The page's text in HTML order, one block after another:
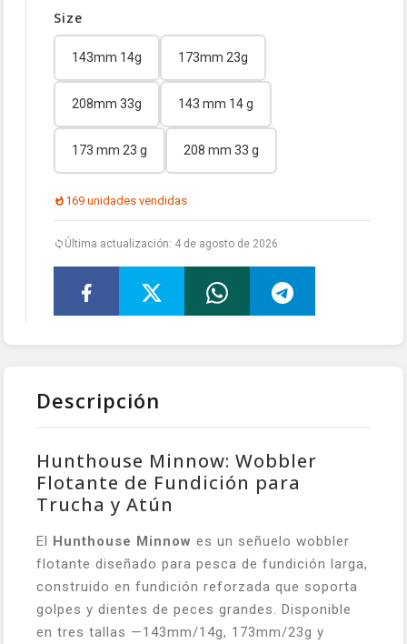
Size
143mm 14g 173mm 23g
208mm 33g 143 mm 14 g
173 mm 23 g 208 mm 33 g
169 unidades vendidas
Última actualización: 4 de agosto de 2026
Descripción
Hunthouse Minnow: Wobbler
Flotante de Fundición para
Trucha y Atún
El Hunthouse Minnow es un señuelo wobbler
flotante diseñado para pesca de fundición larga,
construido en fundición reforzada que soporta
golpes y dientes de peces grandes. Disponible
en tres tallas —143mm/14g, 173mm/23g y